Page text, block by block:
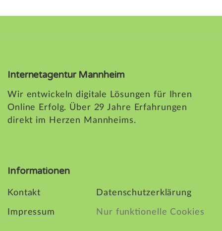
Internetagentur Mannheim
Wir entwickeln digitale Lösungen für Ihren
Online Erfolg. Über 29 Jahre Erfahrungen
direkt im Herzen Mannheims.
Informationen
Kontakt
Impressum
Datenschutzerklärung
Nur funktionelle Cookies